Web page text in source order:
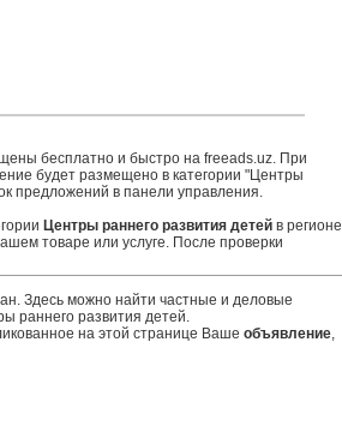
бесплатно и быстро на freeads.uz. При
будет размещено в категории "Центры
предложений в панели управления.
Центры раннего развития детейв регионе
товаре или услуге. После проверки
Здесь можно найти частные и деловые
раннего развития детей.
на этой странице Ваше объявление,